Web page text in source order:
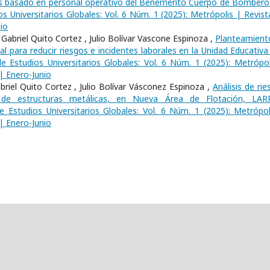
basado en personal operativo del Benemérito Cuerpo de
Universitarios Globales: Vol. 6 Núm. 1 (2025): Metrópolis |
Quito Cortez , Julio Bolívar Vascone Espinoza ,
para reducir riesgos e incidentes laborales en la Unidad Educativa
Estudios Universitarios Globales: Vol. 6 Núm. 1 (2025):
Enero-Junio
Quito Cortez , Julio Bolívar Vásconez Espinoza ,Análisis de
estructuras metálicas, en Nueva Área de Flotación,
Estudios Universitarios Globales: Vol. 6 Núm. 1 (2025):
Enero-Junio